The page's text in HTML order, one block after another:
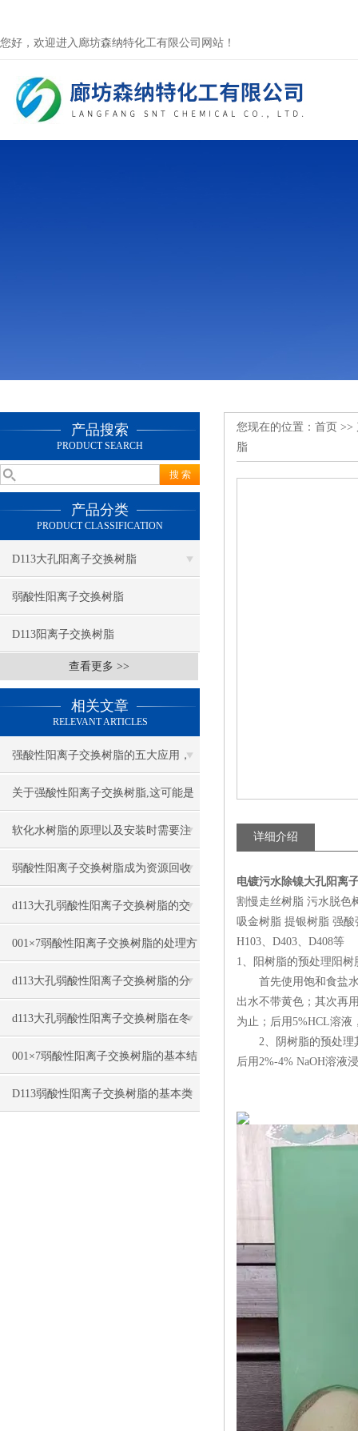
您好，欢迎进入廊坊森纳特化工有限公司网站！
产品搜索
PRODUCT SEARCH
产品分类
PRODUCT CLASSIFICATION
D113大孔阳离子交换树脂
弱酸性阳离子交换树脂
D113阳离子交换树脂
查看更多 >>
相关文章
RELEVANT ARTICLES
强酸性阳离子交换树脂的五大应用，
你知道吗？
关于强酸性阳离子交换树脂,这可能是
一篇刷新你认知的文章
软化水树脂的原理以及安装时需要注
意什么？
弱酸性阳离子交换树脂成为资源回收
与高纯制备的绿色技术核心
d113大孔弱酸性阳离子交换树脂的交
换容量与耐用性
001×7弱酸性阳离子交换树脂的处理方
法与清理
d113大孔弱酸性阳离子交换树脂的分
类与树脂类型
d113大孔弱酸性阳离子交换树脂在冬
季该怎么保存？
001×7弱酸性阳离子交换树脂的基本结
构与预处理
D113弱酸性阳离子交换树脂的基本类
您现在的位置： 首页 >>
脂
详细介绍
电镀污水除镍大孔阳离
割慢走丝树脂 污水脱色
吸金树脂 提银树脂 强酸
H103、D403、D408等
1、阳树脂的预处理阳
首先使用饱和食盐水
出水不带黄色；其次再
为止；后用5%HCL溶
2、阴树脂的预处理其
后用2%-4% NaOH溶液